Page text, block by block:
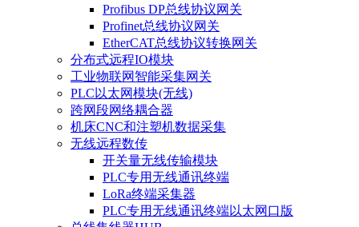
Profibus DP总线协议网关
Profinet总线协议网关
EtherCAT总线协议转换网关
分布式远程IO模块
工业物联网智能采集网关
PLC以太网模块(无线)
跨网段网络耦合器
机床CNC和注塑机数据采集
无线远程数传
开关量无线传输模块
PLC专用无线通讯终端
LoRa终端采集器
PLC专用无线通讯终端以太网口版